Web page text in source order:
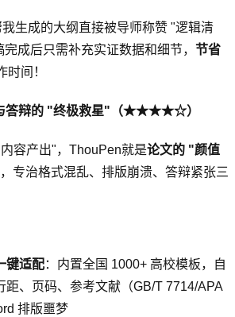
生成的大纲直接被导师称赞 "逻辑清
成后只需补充实证数据和细节， 节省
时间！
答辩的 "终极救星"（★★★★☆）
容产出"，ThouPen就是论文的 "颜值
，专治格式混乱、排版崩溃、答辩紧张三
键适配：内置全国 1000+ 高校模板，自
距、页码、参考文献（GB/T 7714/APA
排版噩梦